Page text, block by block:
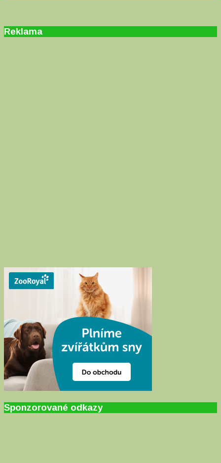
Reklama
Sponzorované odkazy